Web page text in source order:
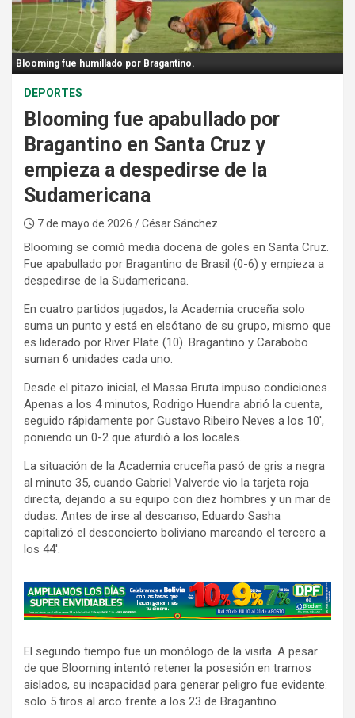
:
Blooming fue humillado por Bragantino.
DEPORTES
Blooming fue apabullado por
Bragantino en Santa Cruz y
empieza a despedirse de la
Sudamericana
7 de mayo de 2026 / César Sánchez
Blooming se comió media docena de goles en Santa Cruz.
Fue apabullado por Bragantino de Brasil (0-6) y empieza a
despedirse de la Sudamericana.
En cuatro partidos jugados, la Academia cruceña solo
suma un punto y está en elsótano de su grupo, mismo que
es liderado por River Plate (10). Bragantino y Carabobo
suman 6 unidades cada uno.
Desde el pitazo inicial, el Massa Bruta impuso condiciones.
Apenas a los 4 minutos, Rodrigo Huendra abrió la cuenta,
seguido rápidamente por Gustavo Ribeiro Neves a los 10′,
poniendo un 0-2 que aturdió a los locales.
La situación de la Academia cruceña pasó de gris a negra
al minuto 35, cuando Gabriel Valverde vio la tarjeta roja
directa, dejando a su equipo con diez hombres y un mar de
dudas. Antes de irse al descanso, Eduardo Sasha
capitalizó el desconcierto boliviano marcando el tercero a
los 44′.
A
d
e
r
t
El segundo tiempo fue un monólogo de la visita. A pesar
de que Blooming intentó retener la posesión en tramos
aislados, su incapacidad para generar peligro fue evidente:
solo 5 tiros al arco frente a los 23 de Bragantino.